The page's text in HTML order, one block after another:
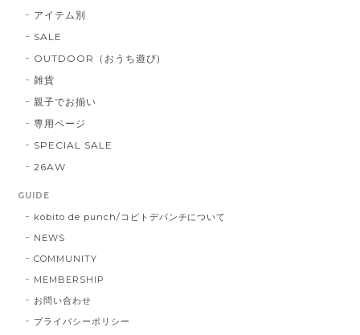
アイテム別
SALE
OUTDOOR（おうち遊び)
雑貨
親子でお揃い
専用ページ
SPECIAL SALE
26AW
GUIDE
kobito de punch/コビトデパンチについて
NEWS
COMMUNITY
MEMBERSHIP
お問い合わせ
プライバシーポリシー